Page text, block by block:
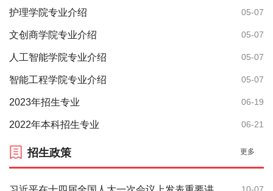
护理学院专业介绍 05-07
文创商学院专业介绍 05-07
人工智能学院专业介绍 05-07
智能工程学院专业介绍 05-07
2023年招生专业 06-19
2022年本科招生专业 06-21
招生政策 更多